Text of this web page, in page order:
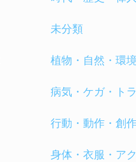
未分類
植物・自然・環
病気・ケガ・ト
行動・動作・創
身体・衣服・ア